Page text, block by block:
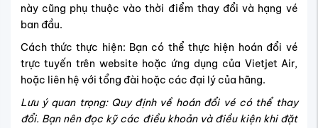
này cũng phụ thuộc vào thời điểm thay đổi và hạng vé
ban đầu.
Cách thức thực hiện: Bạn có thể thực hiện hoán đổi vé
trực tuyến trên website hoặc ứng dụng của Vietjet Air,
hoặc liên hệ với tổng đài hoặc các đại lý của hãng.
Lưu ý quan trọng: Quy định về hoán đổi vé có thể thay
đổi. Bạn nên đọc kỹ các điều khoản và điều kiện khi đặt